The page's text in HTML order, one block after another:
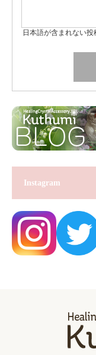
日本語が含まれない
Instagram